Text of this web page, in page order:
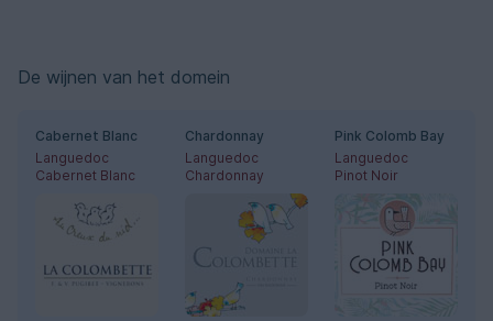
De wijnen van het domein
Cabernet Blanc
Languedoc
Cabernet Blanc
Chardonnay
Languedoc
Chardonnay
Pink Colomb Bay
Languedoc
Pinot Noir